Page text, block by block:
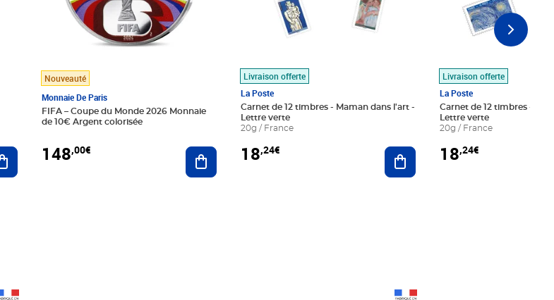
Ajouter au panier
Nouveauté
Monnaie De Paris
FIFA – Coupe du Monde 2026 Monnaie
de 10€ Argent colorisée
148,00€ Ajouter au panier
Livraison offerte
La Poste
Carnet de 12 timbres - Maman dans l'art -
Lettre verte
20g / France
18,24€ Ajouter au panier
Livraison offerte
La Poste
Carnet de 12 timbres - Le
Lettre verte
20g / France
18,24€